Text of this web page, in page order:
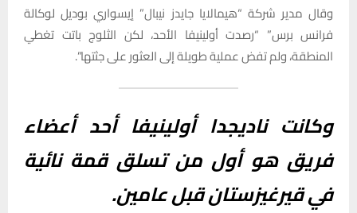
وقال مدير شركة “هيمالايا جايدز نيبال” إيسواري بوديل لوكالة
فرانس برس” “رصدت أولينيفا الأحد، لكن الثلوج باتت تغطي
المنطقة، ولم تفض عملية طويلة إلى العثور على جثتها”.
وكانت ناديجدا أولينيفا أحد أعضاء
فريق هو أول من تسلق قمة نائية
في قيرغيزستان قبل عامين.